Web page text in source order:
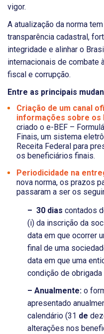
vigor.
A atualização da norma
transparência cadastral,
integridade e alinhar o
internacionais de combate
fiscal e corrupção.
Entre as principais
Criação de um canal
informações sobre os
criado o e-BEF –
Finais, um sistema
Receita Federal para
os beneficiários finais.
Periodicidade na
nova norma, os prazos
passaram a ser os
– 30 dias contados
(i) da inscrição da
data em que ocorrer
final de uma
data em que uma
condição de
– Anualmente: o
apresentado
calendário (31 de
alterações nos